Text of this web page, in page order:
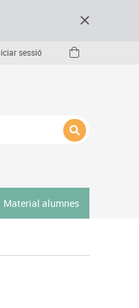
sessió
Material alumnes